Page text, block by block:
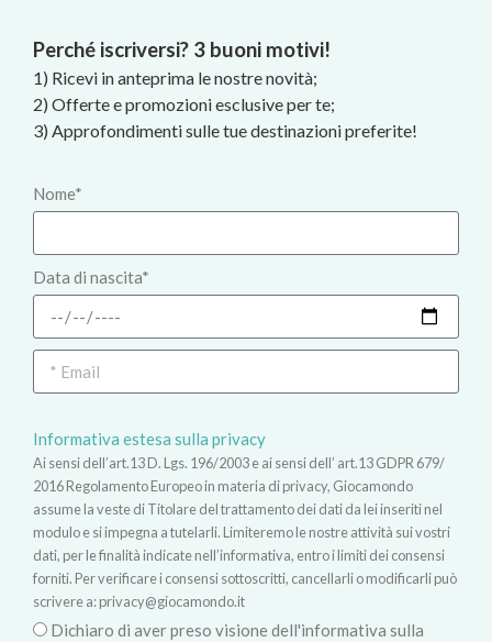
Perché iscriversi? 3 buoni motivi!
1) Ricevi in anteprima le nostre novità;
2) Offerte e promozioni esclusive per te;
3) Approfondimenti sulle tue destinazioni preferite!
Nome*
Data di nascita*
Informativa estesa sulla privacy
Ai sensi dell’art.13 D. Lgs. 196/2003 e ai sensi dell’ art.13 GDPR 679/
2016 Regolamento Europeo in materia di privacy, Giocamondo
assume la veste di Titolare del trattamento dei dati da lei inseriti nel
modulo e si impegna a tutelarli. Limiteremo le nostre attività sui vostri
dati, per le finalità indicate nell’informativa, entro i limiti dei consensi
forniti. Per verificare i consensi sottoscritti, cancellarli o modificarli può
scrivere a:privacy@giocamondo.it
Dichiaro di aver preso visione dell'informativa sulla